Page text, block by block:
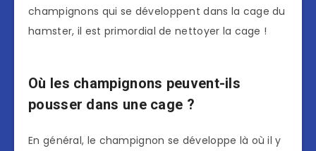
champignons qui se développent dans la cage du
hamster, il est primordial de nettoyer la cage !
Où les champignons peuvent-ils
pousser dans une cage ?
En général, le champignon se développe là où il y